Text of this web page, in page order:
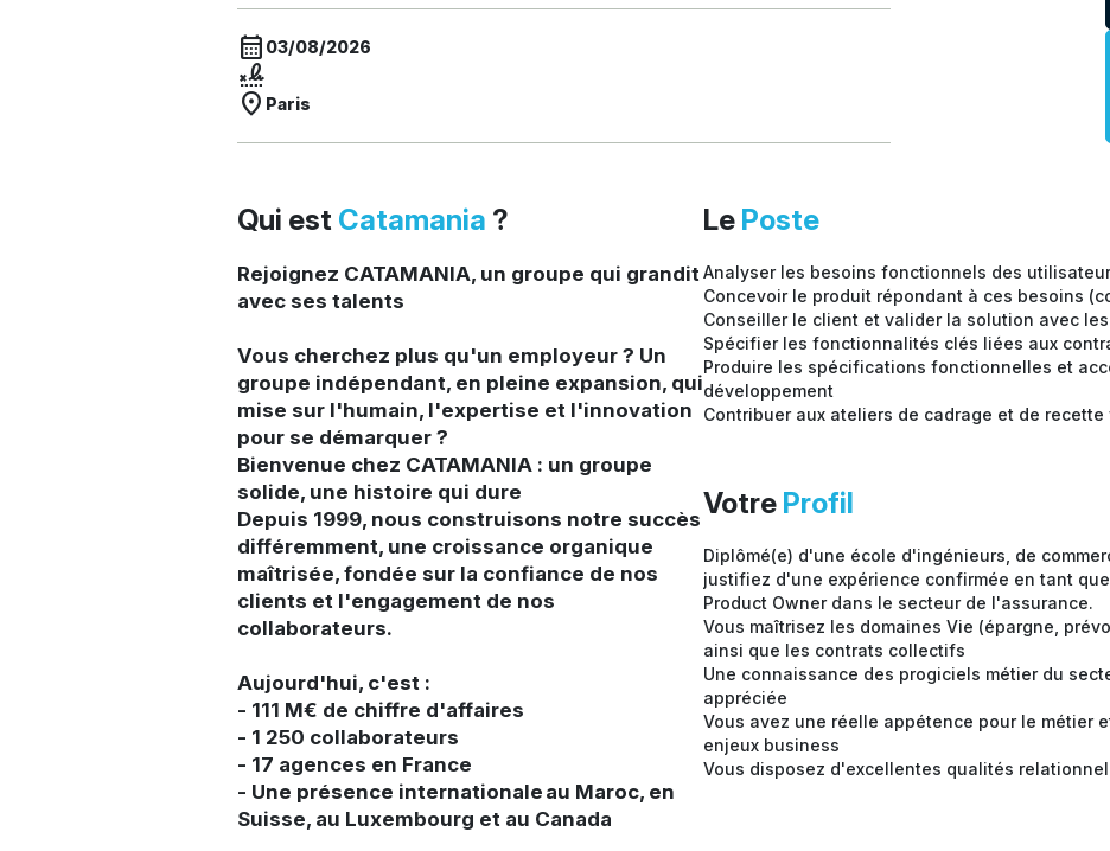
calendar_month 03/08/2026
signature
location_on Paris
Qui est Catamania ?
Rejoignez CATAMANIA, un groupe qui grandit
avec ses talents
Vous cherchez plus qu'un employeur ? Un
groupe indépendant, en pleine expansion, qui
mise sur l'humain, l'expertise et l'innovation
pour se démarquer ?
Bienvenue chez CATAMANIA : un groupe
solide, une histoire qui dure
Depuis 1999, nous construisons notre succès
différemment, une croissance organique
maîtrisée, fondée sur la confiance de nos
clients et l'engagement de nos
collaborateurs.
Aujourd'hui, c'est :
- 111 M€ de chiffre d'affaires
- 1 250 collaborateurs
- 17 agences en France
- Une présence internationale au Maroc, en
Suisse, au Luxembourg et au Canada
Le Poste
Analyser les besoins fonctionnels des
Concevoir le produit répondant à ces besoins
Conseiller le client et valider la solution avec
Spécifier les fonctionnalités clés liées aux
Produire les spécifications fonctionnelles et
développement
Contribuer aux ateliers de cadrage et de
Votre Profil
Diplômé(e) d'une école d'ingénieurs, de
justifiez d'une expérience confirmée en tant
Product Owner dans le secteur de l'assurance.
Vous maîtrisez les domaines Vie (épargne,
ainsi que les contrats collectifs
Une connaissance des progiciels métier du
appréciée
Vous avez une réelle appétence pour le métier
enjeux business
Vous disposez d'excellentes qualités